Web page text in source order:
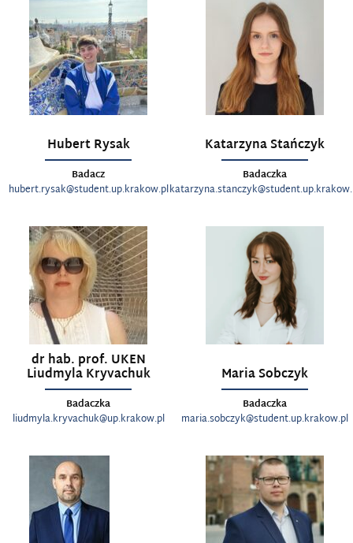
Hubert Rysak
Badacz
hubert.rysak@student.up.krakow.pl
Katarzyna Stańczyk
Badaczka
dr hab. prof. UKEN
Liudmyla Kryvachuk
Badaczka
liudmyla.kryvachuk@up.krakow.pl
Maria Sobczyk
Badaczka
maria.sobczyk@student.up.krakow.pl